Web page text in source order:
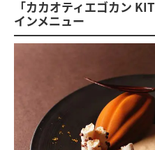
「カカオティエゴカン
インメニュー